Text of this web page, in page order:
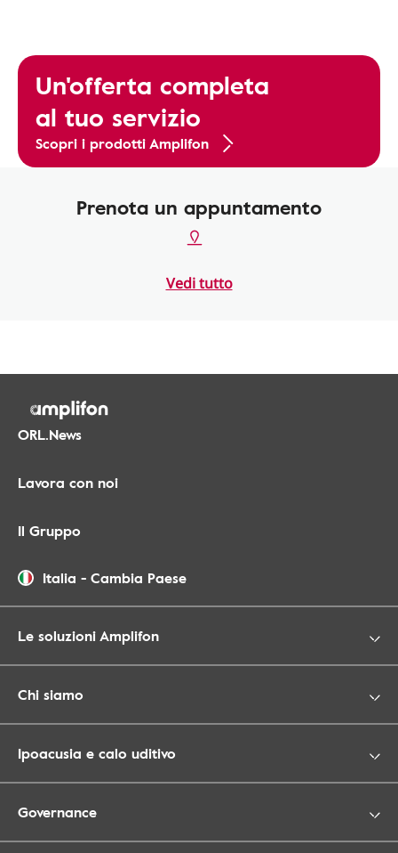
Un'offerta completa
al tuo servizio
Scopri i prodotti Amplifon
Prenota un appuntamento
Vedi tutto
ORL.News
Lavora con noi
Il Gruppo
Italia - Cambia Paese
Le soluzioni Amplifon
Chi siamo
Ipoacusia e calo uditivo
Governance